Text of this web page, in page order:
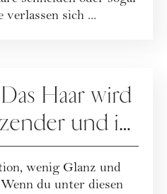
verlassen sich ...
Haar wird
und ist
zu
wenig Glanz und
du unter diesen